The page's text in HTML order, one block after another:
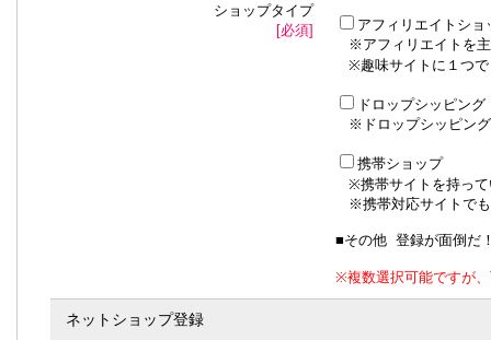
ショップタイプ
[必須]
アフィリエイトショ
※アフィリエイトを
※趣味サイトに１つで
ドロップシッピング
※ドロップシッピン
携帯ショップ
※携帯サイトを持って
※携帯対応サイトで
■その他 登録が面倒だ
※複数選択可能ですが
ネットショップ登録